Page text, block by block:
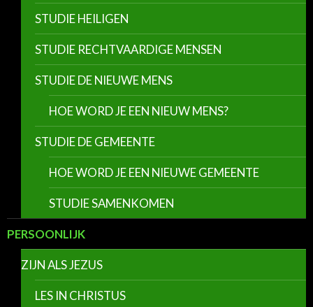
STUDIE HEILIGEN
STUDIE RECHTVAARDIGE MENSEN
STUDIE DE NIEUWE MENS
HOE WORD JE EEN NIEUW MENS?
STUDIE DE GEMEENTE
HOE WORD JE EEN NIEUWE GEMEENTE
STUDIE SAMENKOMEN
PERSOONLIJK
ZIJN ALS JEZUS
LES IN CHRISTUS